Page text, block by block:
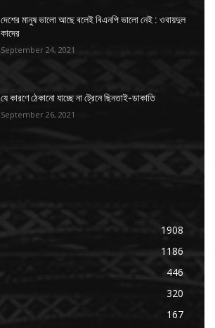
দেশের মানুষ ভালো আছে বলেই বিএনপি ভালো নেই : ওবায়দুল
কাদের
September 24, 2021
যে কারণে ঠেকানো যাচ্ছে না ট্রেনে ছিনতাই-ডাকাতি
September 26, 2021
1908
1186
446
320
167